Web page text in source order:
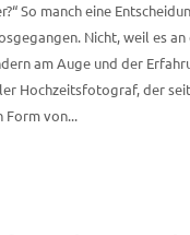
So manch eine
Nicht, weil es an
am Auge und der
Hochzeitsfotograf, der
Form von...